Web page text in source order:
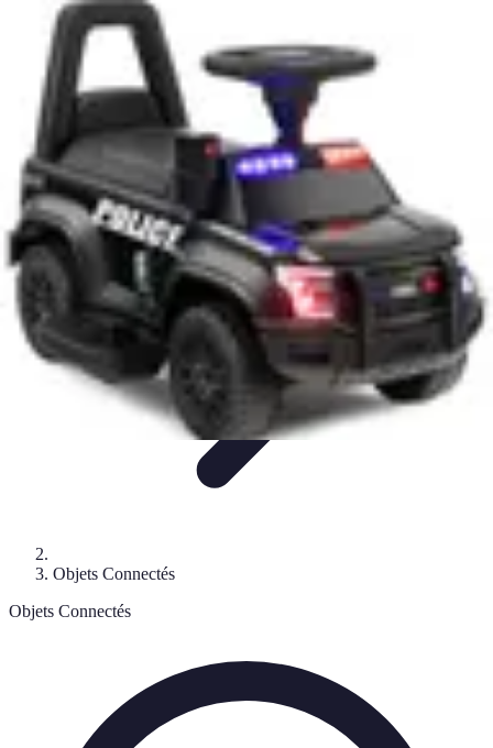
Connect Belgium
Objets ConnectésGuides et Tutoriels
connectés Tendances Objets connectés
Objets Connectés
Objets Connectés